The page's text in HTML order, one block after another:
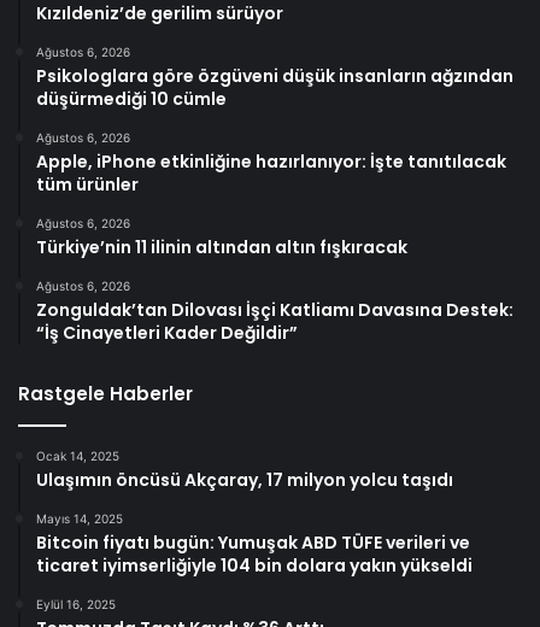
Kızıldeniz’de gerilim sürüyor
Ağustos 6, 2026
Psikologlara göre özgüveni düşük insanların ağzından
düşürmediği 10 cümle
Ağustos 6, 2026
Apple, iPhone etkinliğine hazırlanıyor: İşte tanıtılacak
tüm ürünler
Ağustos 6, 2026
Türkiye’nin 11 ilinin altından altın fışkıracak
Ağustos 6, 2026
Zonguldak’tan Dilovası İşçi Katliamı Davasına Destek:
“İş Cinayetleri Kader Değildir”
Rastgele Haberler
Ocak 14, 2025
Ulaşımın öncüsü Akçaray, 17 milyon yolcu taşıdı
Mayıs 14, 2025
Bitcoin fiyatı bugün: Yumuşak ABD TÜFE verileri ve
ticaret iyimserliğiyle 104 bin dolara yakın yükseldi
Eylül 16, 2025